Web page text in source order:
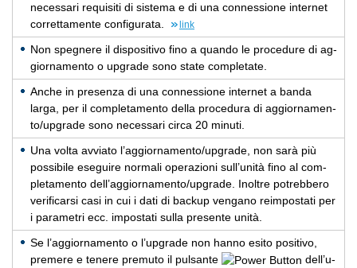
ne­ces­sa­ri re­qui­si­ti di si­ste­ma e di una con­nes­sio­ne in­ter­net
cor­ret­ta­men­te con­fi­gu­ra­ta.
link
Non spe­gne­re il di­spo­si­ti­vo fino a quan­do le pro­ce­du­re di ag­
gior­na­men­to o up­gra­de sono state com­ple­ta­te.
Anche in pre­sen­za di una con­nes­sio­ne in­ter­net a banda
larga, per il com­ple­ta­men­to della pro­ce­du­ra di ag­gior­na­men­
to/up­gra­de sono ne­ces­sa­ri circa 20 mi­nu­ti.
Una volta av­via­to l’ag­gior­na­men­to/up­gra­de, non sarà più
pos­si­bi­le ese­gui­re nor­ma­li ope­ra­zio­ni sul­l’u­ni­tà fino al com­
ple­ta­men­to del­l’ag­gior­na­men­to/up­gra­de. Inol­tre po­treb­be­ro
ve­ri­fi­car­si casi in cui i dati di bac­kup ven­ga­no reim­po­sta­ti per
i pa­ra­me­tri ecc. im­po­sta­ti sulla pre­sen­te unità.
Se l’ag­gior­na­men­to o l’u­p­gra­de non hanno esito po­si­ti­vo,
pre­me­re e te­ne­re pre­mu­to il pul­san­te
del­l’u­